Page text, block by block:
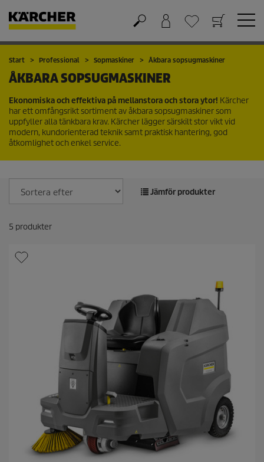
Varukorg
Önskelista
Start Professional Sopmaskiner Åkbara sopsugmaskiner
ÅKBARA SOPSUGMASKINER
Ekonomiska och effektiva på mellanstora och stora ytor! Kärcher
har ett omfångsrikt sortiment av åkbara sopsugmaskiner som
uppfyller alla tänkbara krav. Kärcher lägger särskilt stor vikt vid
modern, kundorienterad teknik samt praktisk hantering, god
åtkomlighet och enkel service.
Jämför produkter
5 produkter